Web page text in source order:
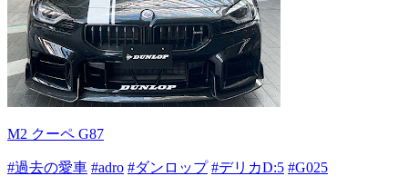
M2 クーペ G87
#過去の愛車 #adro #ダンロップ #デリカD:5 #G025